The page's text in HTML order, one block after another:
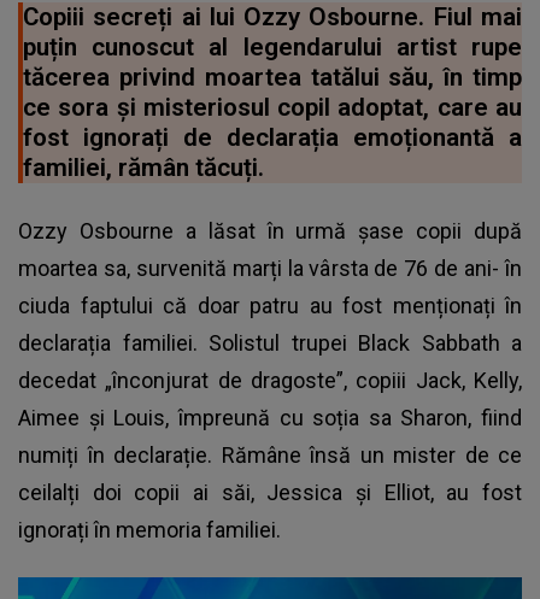
Copiii secreți ai lui Ozzy Osbourne. Fiul mai
puțin cunoscut al legendarului artist rupe
tăcerea privind moartea tatălui său, în timp
ce sora și misteriosul copil adoptat, care au
fost ignorați de declarația emoționantă a
familiei, rămân tăcuți.
Ozzy Osbourne a lăsat în urmă șase copii după
moartea sa, survenită marți la vârsta de 76 de ani- în
ciuda faptului că doar patru au fost menționați în
declarația familiei. Solistul trupei Black Sabbath a
decedat „înconjurat de dragoste”, copiii Jack, Kelly,
Aimee și Louis, împreună cu soția sa Sharon, fiind
numiți în declarație. Rămâne însă un mister de ce
ceilalți doi copii ai săi, Jessica și Elliot, au fost
ignorați în memoria familiei.